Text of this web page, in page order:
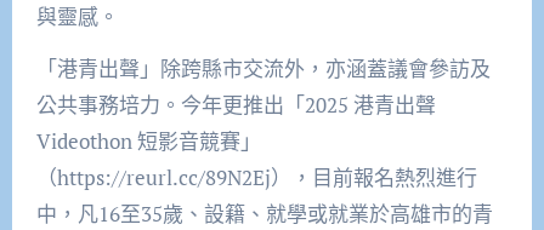
與靈感。
「港青出聲」除跨縣市交流外，亦涵蓋議會參訪及
公共事務培力。今年更推出「2025 港青出聲
Videothon 短影音競賽」
（https://reurl.cc/89N2Ej），目前報名熱烈進行
中，凡16至35歲、設籍、就學或就業於高雄市的青